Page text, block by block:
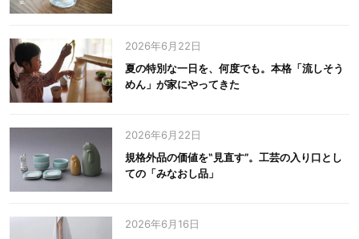
2026年6月22日
夏の特別な一日を、何度でも。本格「流しそう
めん」が家にやってきた
2026年6月22日
規格外品の価値を‟見直す”。工芸の入り口とし
ての「みなおし品」
2026年6月16日